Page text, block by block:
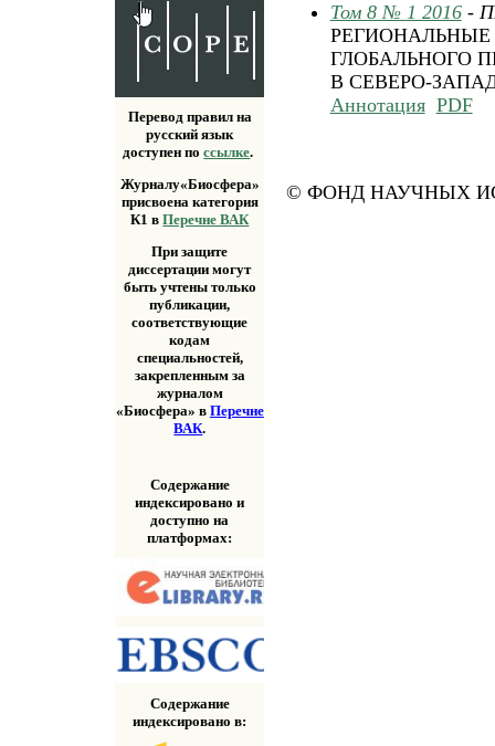
Перевод правил на
русский язык
доступен поссылке.
Журналу«Биосфера»
присвоена категория
К1 вПеречне ВАК
При защите
диссертации могут
быть учтены только
публикации,
соответствующие
кодам
специальностей,
закрепленным за
журналом
«Биосфера» в Перечне
ВАК.
Содержание
индексировано и
доступно на
платформах:
Содержание
индексировано в:
Том 8 № 1 2016-
ГЛОБАЛЬНОГО
В СЕВЕРО-
Аннотация PDF
© ФОНД НАУЧНЫХ